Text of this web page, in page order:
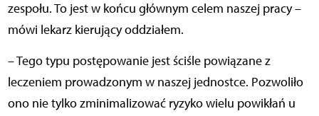
zespołu. To jest w końcu głównym celem naszej pracy –
mówi lekarz kierujący oddziałem.
– Tego typu postępowanie jest ściśle powiązane z
leczeniem prowadzonym w naszej jednostce. Pozwoliło
ono nie tylko zminimalizować ryzyko wielu powikłań u